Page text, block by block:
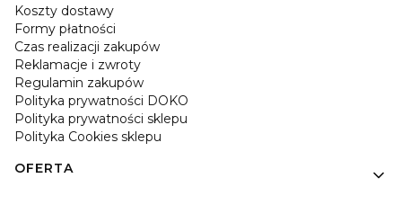
Koszty dostawy
Formy płatności
Czas realizacji zakupów
Reklamacje i zwroty
Regulamin zakupów
Polityka prywatności DOKO
Polityka prywatności sklepu
Polityka Cookies sklepu
OFERTA